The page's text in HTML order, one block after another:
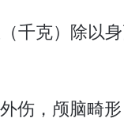
（千克）除以
伤，颅脑畸